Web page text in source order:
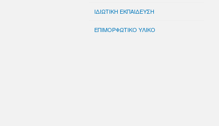
ΙΔΙΩΤΙΚΗ ΕΚΠΑΙΔΕΥΣΗ
ΕΠΙΜΟΡΦΩΤΙΚΟ ΥΛΙΚΟ